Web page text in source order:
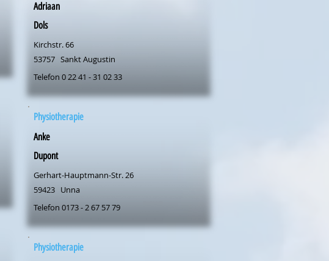
Adriaan
Dols
Kirchstr. 66
53757 Sankt Augustin
Telefon 0 22 41 - 31 02 33
Physiotherapie
Anke
Dupont
Gerhart-Hauptmann-Str. 26
59423 Unna
Telefon 0173 - 2 67 57 79
Physiotherapie